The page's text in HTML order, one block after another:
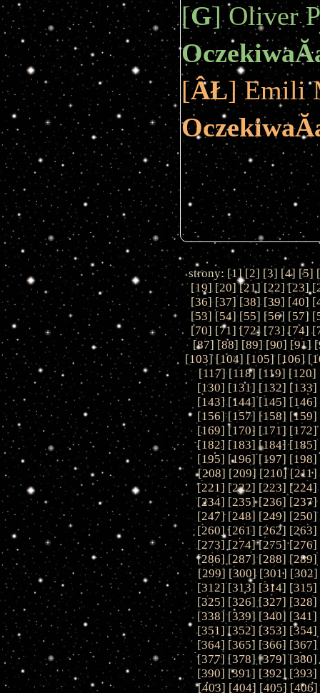
[G] Oliver
[ÂŁ] Emili
strony: [1] [2] [3] [4] [5] [
[19] [20] [21] [22] [23] [
[36] [37] [38] [39] [40] [
[53] [54] [55] [56] [57] [
[70] [71] [72] [73] [74] [
[87] [88] [89] [90] [91] [
[103] [104] [105] [106] [
[117] [118] [119] [120]
[130] [131] [132] [133]
[143] [144] [145] [146]
[156] [157] [158] [159]
[169] [170] [171] [172]
[182] [183] [184] [185]
[195] [196] [197] [198]
[208] [209] [210] [211]
[221] [222] [223] [224]
[234] [235] [236] [237]
[247] [248] [249] [250]
[260] [261] [262] [263]
[273] [274] [275] [276]
[286] [287] [288] [289]
[299] [300] [301] [302]
[312] [313] [314] [315]
[325] [326] [327] [328]
[338] [339] [340] [341]
[351] [352] [353] [354]
[364] [365] [366] [367]
[377] [378] [379] [380]
[390] [391] [392] [393]
[403] [404] [405] [406]